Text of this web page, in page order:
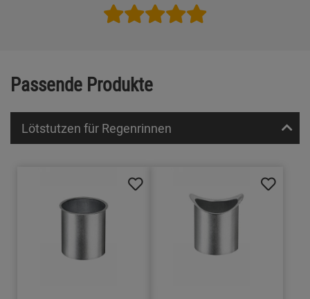
Passende Produkte
Lötstutzen für Regenrinnen